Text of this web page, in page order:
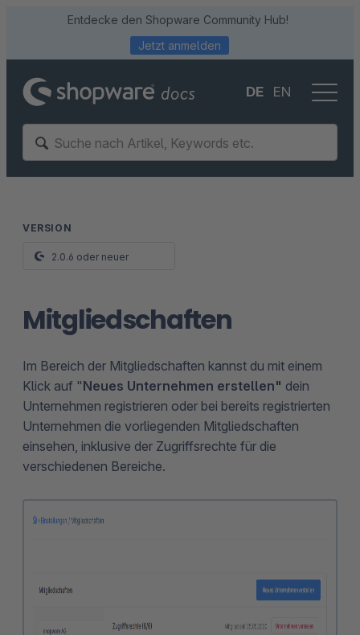
Entdecke den Shopware Community Hub!
Jetzt anmelden
DE EN
Mitgliedschaften
Im Bereich der Mitgliedschaften kannst du mit einem
Klick auf "Neues Unternehmen erstellen" dein
Unternehmen registrieren oder bei bereits registrierten
Unternehmen die vorliegenden Mitgliedschaften
einsehen, inklusive der Zugriffsrechte für die
verschiedenen Bereiche.
VERSION
2.0.6 oder neuer